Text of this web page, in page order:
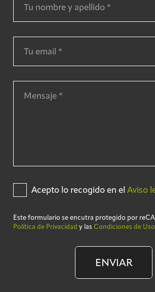
Acepto lo recogido en el Aviso
Este formulario se encutra protegido por
Política de Privacidad y las Condiciones de Uso
ENVIAR